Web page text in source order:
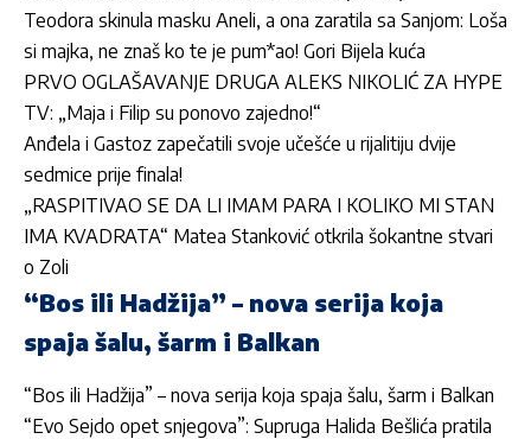
Teodora skinula masku Aneli, a ona zaratila sa Sanjom: Loša
si majka, ne znaš ko te je pum*ao! Gori Bijela kuća
PRVO OGLAŠAVANJE DRUGA ALEKS NIKOLIĆ ZA HYPE
TV: „Maja i Filip su ponovo zajedno!“
Anđela i Gastoz zapečatili svoje učešće u rijalitiju dvije
sedmice prije finala!
„RASPITIVAO SE DA LI IMAM PARA I KOLIKO MI STAN
IMA KVADRATA“ Matea Stanković otkrila šokantne stvari
o Zoli
“Bos ili Hadžija” – nova serija koja
spaja šalu, šarm i Balkan
“Bos ili Hadžija” – nova serija koja spaja šalu, šarm i Balkan
“Evo Sejdo opet snjegova”: Supruga Halida Bešlića pratila